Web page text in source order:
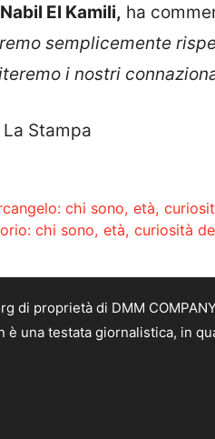
Nabil El Kamili, ha
semplicemente
i nostri
Stampa
chi sono, età,
chi sono, età, curiosità
di proprietà di DMM
è una testata giornalistica, in